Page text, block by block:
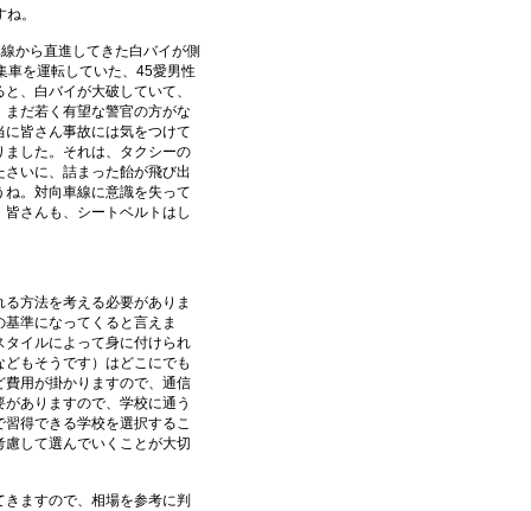
。
から直進してきた白バイが側
車を運転していた、45愛男性
、白バイが大破していて、
だ若く有望な警官の方がな
皆さん事故には気をつけて
した。それは、タクシーの
いに、詰まった飴が飛び出
。対向車線に意識を失って
さんも、シートベルトはし
方法を考える必要がありま
準になってくると言えま
イルによって身に付けられ
どもそうです）はどこにでも
用が掛かりますので、通信
ありますので、学校に通う
得できる学校を選択するこ
して選んでいくことが大切
ますので、相場を参考に判